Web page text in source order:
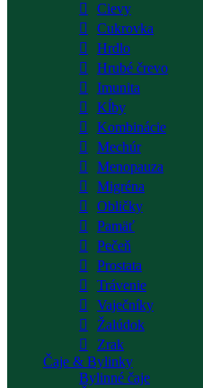
Cievy
Cukrovka
Hrdlo
Hrubé črevo
Imunita
Kĺby
Kombinácie
Mechúr
Menopauza
Migréna
Obličky
Pamäť
Pečeň
Prostata
Trávenie
Vaječníky
Žalúdok
Zrak
Čaje & Bylinky
Bylinné čaje